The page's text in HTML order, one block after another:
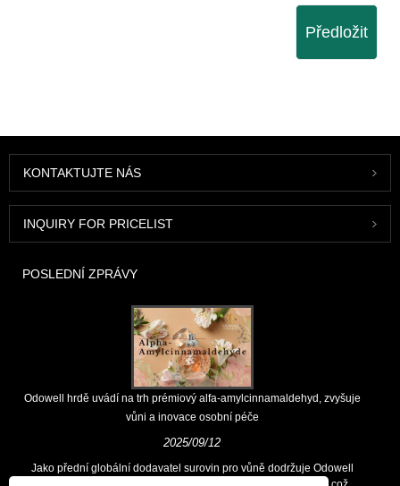
Předložit
KONTAKTUJTE NÁS
INQUIRY FOR PRICELIST
POSLEDNÍ ZPRÁVY
Odowell hrdě uvádí na trh prémiový alfa-amylcinnamaldehyd, zvyšuje
vůni a inovace osobní péče
2025/09/12
Jako přední globální dodavatel surovin pro vůně dodržuje Odowell